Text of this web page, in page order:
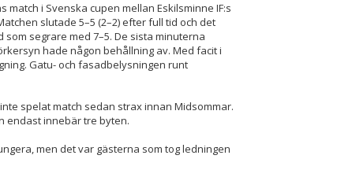
i Svenska cupen mellan Eskilsminne IF:s
slutade 5–5 (2–2) efter full tid och det
segrare med 7–5. De sista minuterna
hade någon behållning av. Med facit i
Gatu- och fasadbelysningen runt
spelat match sedan strax innan Midsommar.
endast innebär tre byten.
men det var gästerna som tog ledningen